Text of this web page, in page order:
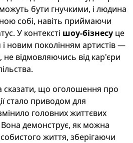
бути гнучкими, і людина
собі, навіть приймаючи
У контексті шоу-бізнесу це
новим поколінням артистів —
відмовляючись від кар'єри
що оголошення про
стало приводом для
головних життєвих
Вона демонструє, як можна
життя, зберігаючи